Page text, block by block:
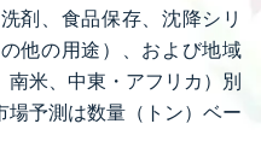
剤、食品保存、沈降シリ
他の用途）、および地域
南米、中東・アフリカ）別
場予測は数量（トン）ベー